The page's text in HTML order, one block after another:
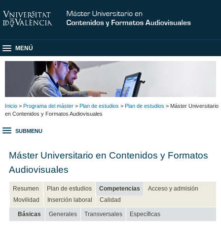
MENÚ
Inicio > Programa del máster > Plan de estudios > Plan de estudios > Máster Universitario
en Contenidos y Formatos Audiovisuales
SUBMENU
Máster Universitario en Contenidos y Formatos
Audiovisuales
Resumen Plan de estudios Competencias
Acceso y admisión
Movilidad
Inserción laboral Calidad
Básicas Generales Transversales Específicas